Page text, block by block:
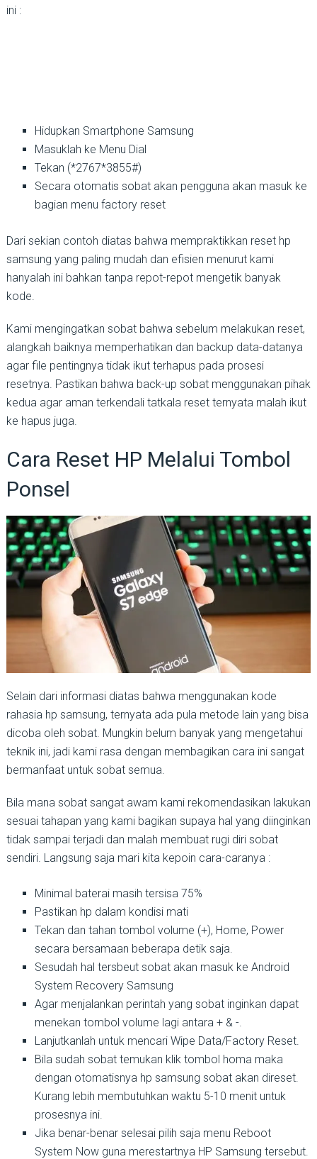
ini :
Hidupkan Smartphone Samsung
Masuklah ke Menu Dial
Tekan (*2767*3855#)
Secara otomatis sobat akan pengguna akan masuk ke
bagian menu factory reset
Dari sekian contoh diatas bahwa mempraktikkan reset hp
samsung yang paling mudah dan efisien menurut kami
hanyalah ini bahkan tanpa repot-repot mengetik banyak
kode.
Kami mengingatkan sobat bahwa sebelum melakukan reset,
alangkah baiknya memperhatikan dan backup data-datanya
agar file pentingnya tidak ikut terhapus pada prosesi
resetnya. Pastikan bahwa back-up sobat menggunakan pihak
kedua agar aman terkendali tatkala reset ternyata malah ikut
ke hapus juga.
Cara Reset HP Melalui Tombol
Ponsel
Selain dari informasi diatas bahwa menggunakan kode
rahasia hp samsung, ternyata ada pula metode lain yang bisa
dicoba oleh sobat. Mungkin belum banyak yang mengetahui
teknik ini, jadi kami rasa dengan membagikan cara ini sangat
bermanfaat untuk sobat semua.
Bila mana sobat sangat awam kami rekomendasikan lakukan
sesuai tahapan yang kami bagikan supaya hal yang diinginkan
tidak sampai terjadi dan malah membuat rugi diri sobat
sendiri. Langsung saja mari kita kepoin cara-caranya :
Minimal baterai masih tersisa 75%
Pastikan hp dalam kondisi mati
Tekan dan tahan tombol volume (+), Home, Power
secara bersamaan beberapa detik saja.
Sesudah hal tersbeut sobat akan masuk ke Android
System Recovery Samsung
Agar menjalankan perintah yang sobat inginkan dapat
menekan tombol volume lagi antara + & -.
Lanjutkanlah untuk mencari Wipe Data/Factory Reset.
Bila sudah sobat temukan klik tombol homa maka
dengan otomatisnya hp samsung sobat akan direset.
Kurang lebih membutuhkan waktu 5-10 menit untuk
prosesnya ini.
Jika benar-benar selesai pilih saja menu Reboot
System Now guna merestartnya HP Samsung tersebut.